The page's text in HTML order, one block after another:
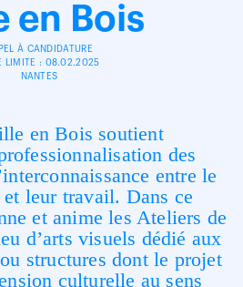
en Bois
À CANDIDATURE
LIMITE : 08.02.2025
NANTES
en Bois soutient
des
entre le
leur travail. Dans ce
et anime les Ateliers de
d’arts visuels dédié aux
structures dont le projet
culturelle au sens